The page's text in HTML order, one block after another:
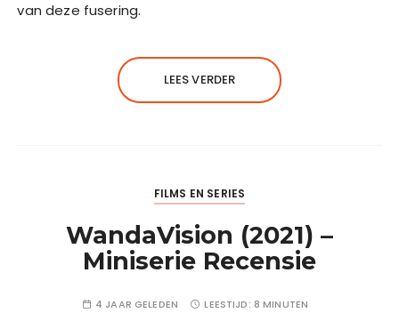
van deze fusering.
LEES VERDER
FILMS EN SERIES
WandaVision (2021) –
Miniserie Recensie
4 JAAR GELEDEN LEESTIJD: 8 MINUTEN